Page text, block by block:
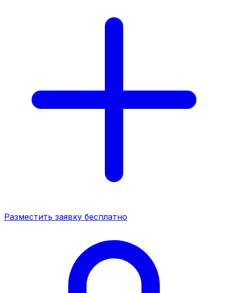
Разместить заявку бесплатно